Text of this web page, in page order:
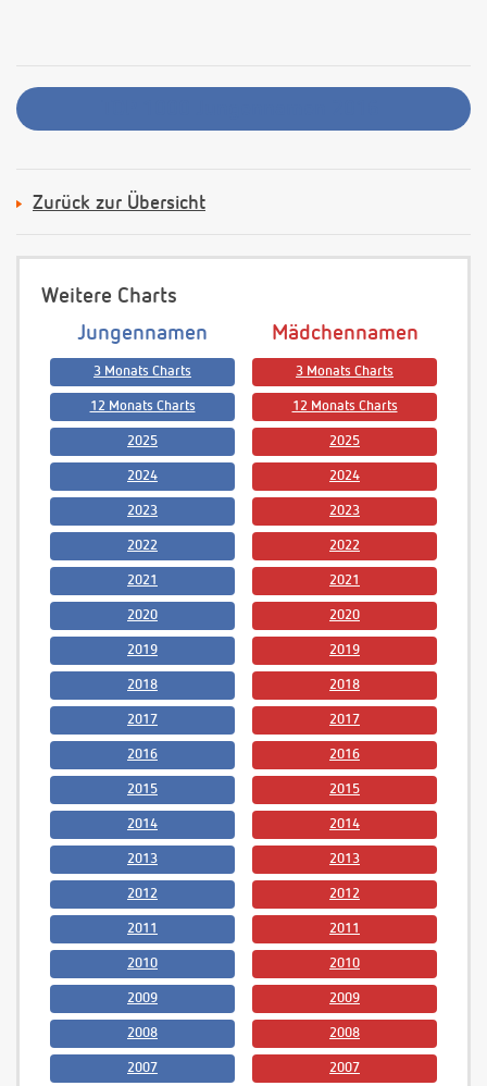
Zurück zur Übersicht
Weitere Charts
Jungennamen
3 Monats Charts
12 Monats Charts
2025
2024
2023
2022
2021
2020
2019
2018
2017
2016
2015
2014
2013
2012
2011
2010
2009
2008
2007
Mädchennamen
3 Monats Charts
12 Monats Charts
2025
2024
2023
2022
2021
2020
2019
2018
2017
2016
2015
2014
2013
2012
2011
2010
2009
2008
2007